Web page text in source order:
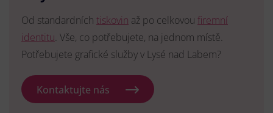
Od standardních tiskovin až po celkovou firemní
identitu. Vše, co potřebujete, na jednom místě.
Potřebujete grafické služby v Lysé nad Labem?
Kontaktujte nás